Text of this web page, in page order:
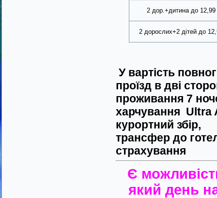
2 дор.+дитина до 12,99
2 дорослих+2 дітей до
У вартість
проїзд в дві
проживання 7
харчування Ultra
курортний збір,
трансфер до
страхування
Є
який день